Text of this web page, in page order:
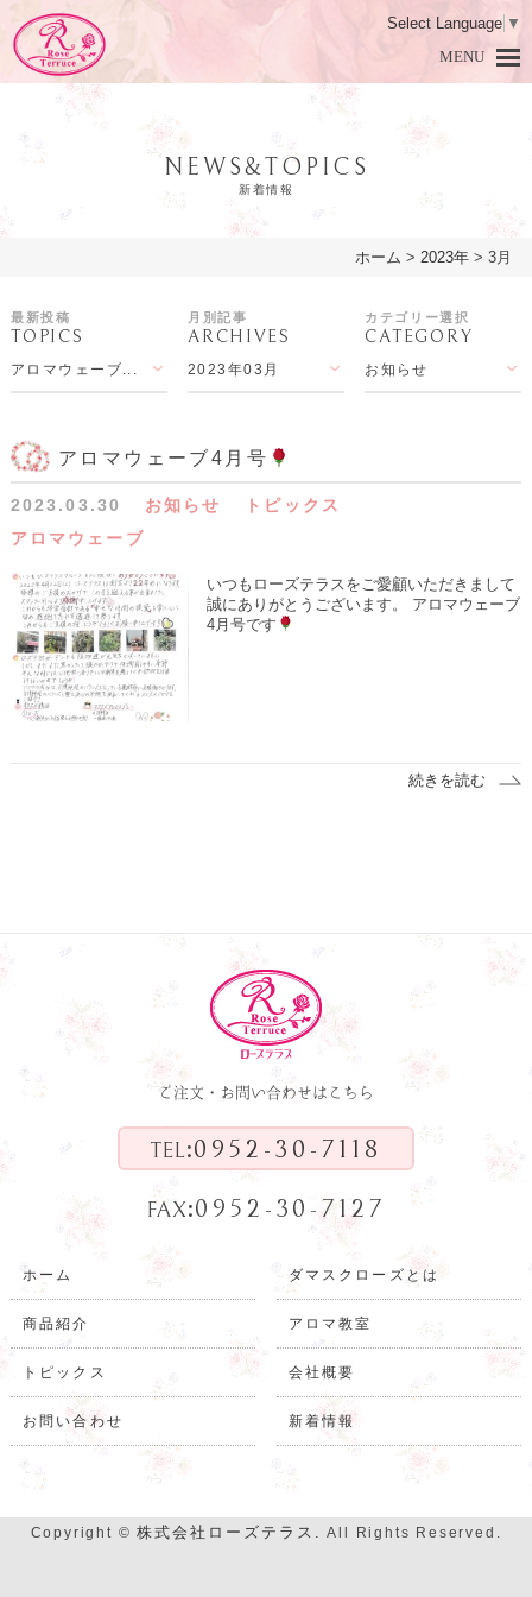
Select Language ▼
MENU
DAMASK ROSE
PRODUCTS 商品紹介
LESSON
NEWS&TOPICS
新着情報
ホーム >2023年 >3月
最新投稿
TOPICS
アロマウェーブ...
月別記事
ARCHIVES
2023年03月
カテゴリー選択
CATEGORY
お知らせ
アロマウェーブ4月号
2023.03.30 お知らせ
トピックス
アロマウェーブ
いつもローズテラスをご愛顧いただきまして
誠にありがとうございます。 アロマウェーブ
4月号です
続きを読む
ご注文・お問い合わせはこちら
TEL:0952-30-7118
FAX:0952-30-7127
ホーム ダマスクローズとは
商品紹介 アロマ教室
トピックス 会社概要
お問い合わせ 新着情報
Copyright ©株式会社ローズテラス. All Rights Reserved.